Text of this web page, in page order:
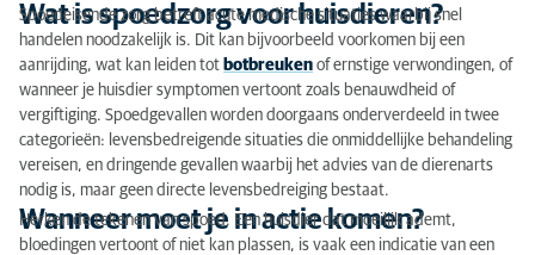
Wanneer moet je in actie komen?
Voorbereiding op de behandeling
De behandeling in de kliniek
Nazorg en herstel
Kosten van spoedhulp
Wat is spoedzorg voor huisdieren?
Spoedeisende zorg betreft acute medische situaties waarbij snel
handelen noodzakelijk is. Dit kan bijvoorbeeld voorkomen bij een
aanrijding, wat kan leiden tot botbreuken of ernstige verwondingen, of
wanneer je huisdier symptomen vertoont zoals benauwdheid of
vergiftiging. Spoedgevallen worden doorgaans onderverdeeld in twee
categorieën: levensbedreigende situaties die onmiddellijke behandeling
vereisen, en dringende gevallen waarbij het advies van de dierenarts
nodig is, maar geen directe levensbedreiging bestaat.
Wanneer moet je in actie komen?
Herken de tekenen van spoed. Een huisdier dat moeilijk ademt,
bloedingen vertoont of niet kan plassen, is vaak een indicatie van een